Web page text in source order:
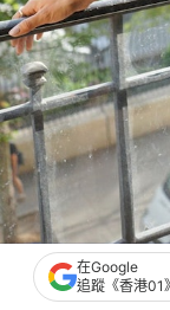
陳法拉喜遇名導是枝裕
在Google
追蹤《香港01》